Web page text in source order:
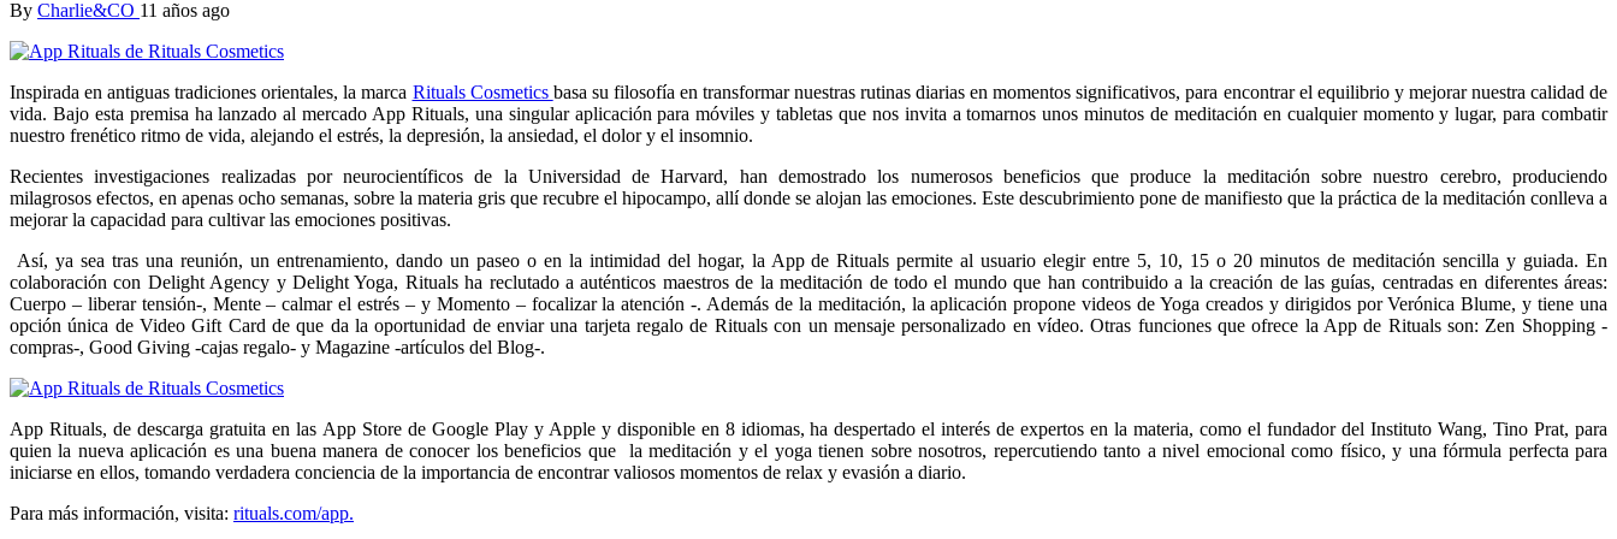
By Charlie&CO 11 años ago
Inspirada en antiguas tradiciones orientales, la marca Rituals Cosmetics basa su filosofía en transformar nuestras rutinas diarias en momentos significativos, para encontrar el equilibrio y mejorar nuestra calidad de
vida. Bajo esta premisa ha lanzado al mercado App Rituals, una singular aplicación para móviles y tabletas que nos invita a tomarnos unos minutos de meditación en cualquier momento y lugar, para combatir
nuestro frenético ritmo de vida, alejando el estrés, la depresión, la ansiedad, el dolor y el insomnio.
Recientes investigaciones realizadas por neurocientíficos de la Universidad de Harvard, han demostrado los numerosos beneficios que produce la meditación sobre nuestro cerebro, produciendo
milagrosos efectos, en apenas ocho semanas, sobre la materia gris que recubre el hipocampo, allí donde se alojan las emociones. Este descubrimiento pone de manifiesto que la práctica de la meditación conlleva a
mejorar la capacidad para cultivar las emociones positivas.
Así, ya sea tras una reunión, un entrenamiento, dando un paseo o en la intimidad del hogar, la App de Rituals permite al usuario elegir entre 5, 10, 15 o 20 minutos de meditación sencilla y guiada. En
colaboración con Delight Agency y Delight Yoga, Rituals ha reclutado a auténticos maestros de la meditación de todo el mundo que han contribuido a la creación de las guías, centradas en diferentes áreas:
Cuerpo – liberar tensión-, Mente – calmar el estrés – y Momento – focalizar la atención -. Además de la meditación, la aplicación propone videos de Yoga creados y dirigidos por Verónica Blume, y tiene una
opción única de Video Gift Card de que da la oportunidad de enviar una tarjeta regalo de Rituals con un mensaje personalizado en vídeo. Otras funciones que ofrece la App de Rituals son: Zen Shopping -
compras-, Good Giving -cajas regalo- y Magazine -artículos del Blog-.
App Rituals, de descarga gratuita en las App Store de Google Play y Apple y disponible en 8 idiomas, ha despertado el interés de expertos en la materia, como el fundador del Instituto Wang, Tino Prat, para
quien la nueva aplicación es una buena manera de conocer los beneficios que la meditación y el yoga tienen sobre nosotros, repercutiendo tanto a nivel emocional como físico, y una fórmula perfecta para
iniciarse en ellos, tomando verdadera conciencia de la importancia de encontrar valiosos momentos de relax y evasión a diario.
Para más información, visita: rituals.com/app.